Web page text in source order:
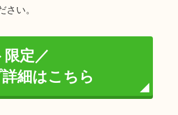
さい。
限定／
細はこちら